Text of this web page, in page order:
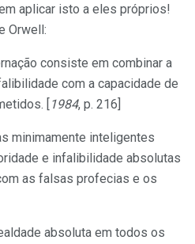
aplicar isto a eles próprios!
Orwell:
consiste em combinar a
com a capacidade de
[ 1984, p. 216]
minimamente inteligentes
e infalibilidade absolutas
as falsas profecias e os
absoluta em todos os